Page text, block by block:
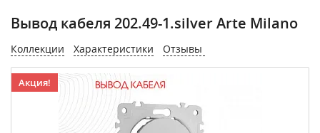
Вывод кабеля 202.49-1.silver Arte Milano
Коллекции Характеристики Отзывы
Акция!